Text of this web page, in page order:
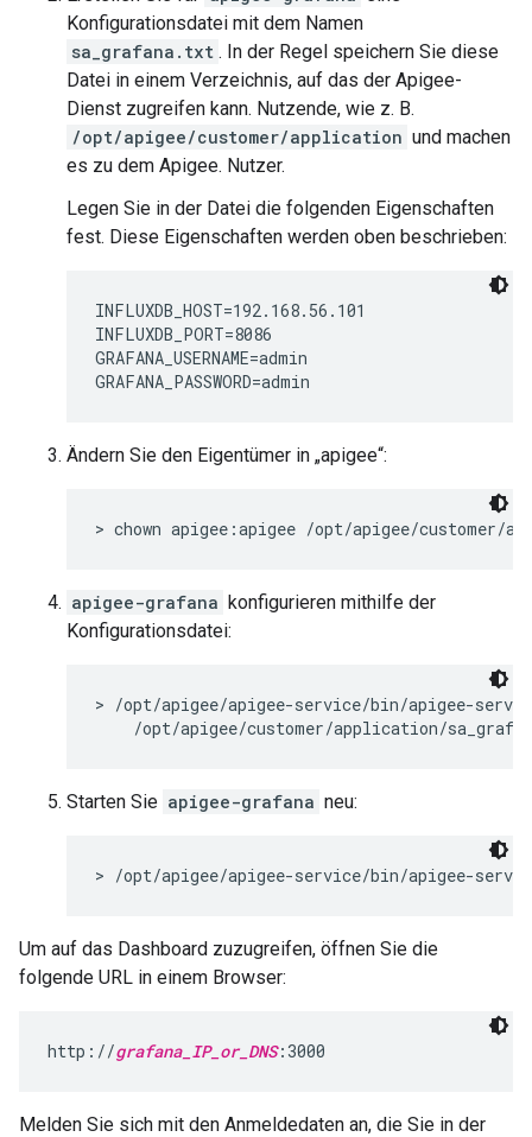
Konfigurationsdatei mit dem Namen
sa_grafana.txt . In der Regel speichern Sie diese
Datei in einem Verzeichnis, auf das der Apigee-
Dienst zugreifen kann. Nutzende, wie z. B.
/opt/apigee/customer/application und machen
es zu dem Apigee. Nutzer.
Legen Sie in der Datei die folgenden Eigenschaften
fest. Diese Eigenschaften werden oben beschrieben:
INFLUXDB_HOST=192.168.56.101
INFLUXDB_PORT=8086
GRAFANA_USERNAME=admin
GRAFANA_PASSWORD=admin
Ändern Sie den Eigentümer in „apigee“:
> chown apigee:apigee /opt/apigee/customer/
apigee-grafana konfigurieren mithilfe der
Konfigurationsdatei:
> /opt/apigee/apigee-service/bin/apigee-
/opt/apigee/customer/application/
Starten Sie apigee-grafana neu:
> /opt/apigee/apigee-service/bin/apigee-
Um auf das Dashboard zuzugreifen, öffnen Sie die
folgende URL in einem Browser:
http://grafana_IP_or_DNS:3000
Melden Sie sich mit den Anmeldedaten an, die Sie in der